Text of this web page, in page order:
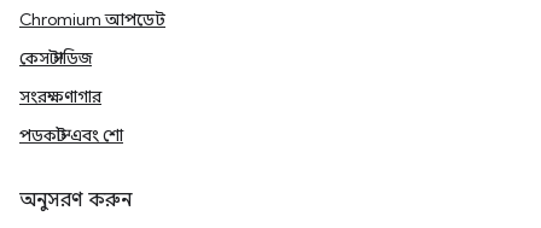
Chromium আপডেট
কেস স্টাডিজ
সংরক্ষণাগার
পডকাস্ট এবং শো
অনুসরণ করুন